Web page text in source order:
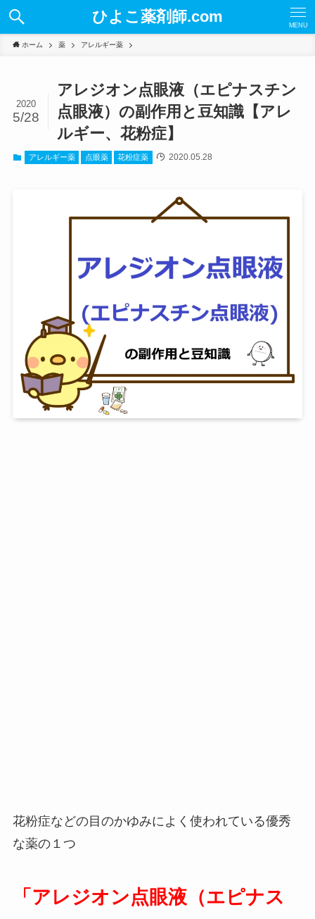
ひよこ薬剤師.com MENU
ホーム 薬 アレルギー薬
アレジオン点眼液（エピナスチン
点眼液）の副作用と豆知識【アレ
ルギー、花粉症】
2020
5/28
アレルギー薬 点眼薬 花粉症薬 2020.05.28
花粉症などの目のかゆみによく使われている優秀
な薬の１つ
「アレジオン点眼液（エピナス